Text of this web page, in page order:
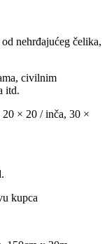
nehrđajućeg čelika,
civilnim
itd.
× 20 / inča, 30 ×
kupca